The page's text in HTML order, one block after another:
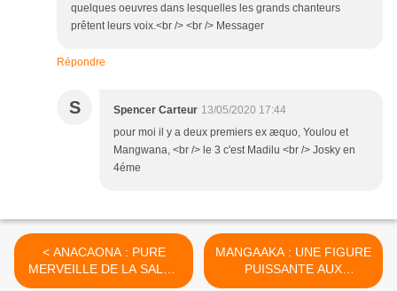
quelques oeuvres dans lesquelles les grands chanteurs
prêtent leurs voix.<br /> <br /> Messager
Répondre
S Spencer Carteur 13/05/2020 17:44
pour moi il y a deux premiers ex æquo, Youlou et
Mangwana, <br /> le 3 c'est Madilu <br /> Josky en
4éme
< ANACAONA : PURE
MERVEILLE DE LA SALSA
AU FEMININ
MANGAAKA : UNE FIGURE
PUISSANTE AUX
GRANDES VERTUS >